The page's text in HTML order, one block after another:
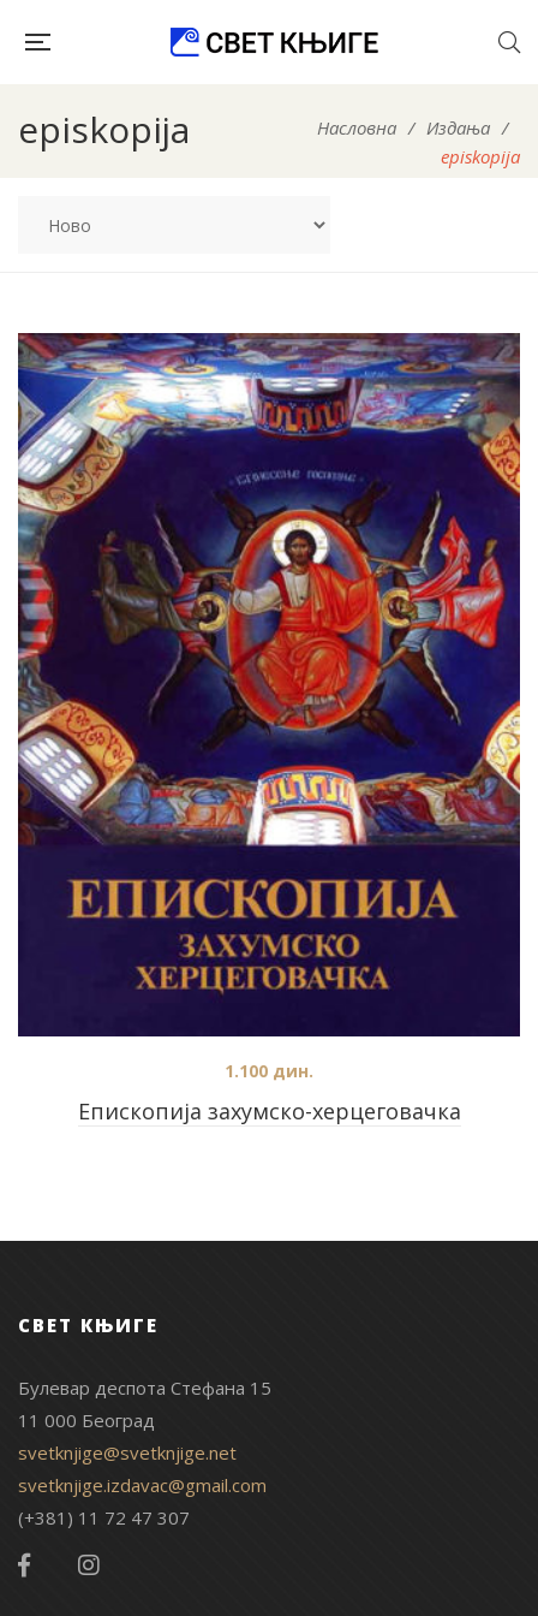
episkopija Насловна / Издања /
episkopija
Епископија захумско-херцеговачка
1.100 дин.
СВЕТ КЊИГЕ
Булевар деспота Стефана 15
11 000 Београд
svetknjige@svetknjige.net
svetknjige.izdavac@gmail.com
(+381) 11 72 47 307